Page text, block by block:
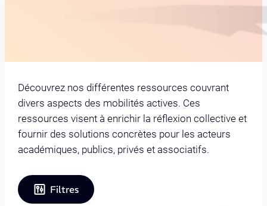
Découvrez nos différentes ressources couvrant
divers aspects des mobilités actives. Ces
ressources visent à enrichir la réflexion collective et
fournir des solutions concrètes pour les acteurs
académiques, publics, privés et associatifs.
Filtres